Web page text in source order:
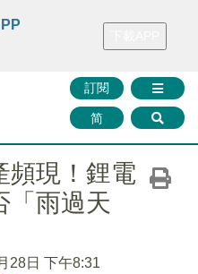
財華證券 媒體矩陣
訂閱
简
頻現！鋰電
「雨過天
28日 下午8:31